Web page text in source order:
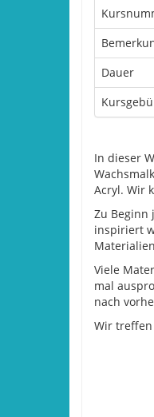
Dauer
In dieser
Acryl. Wir
Zu Beginn
inspiriert
Viele
mal
nach
Wir treffen